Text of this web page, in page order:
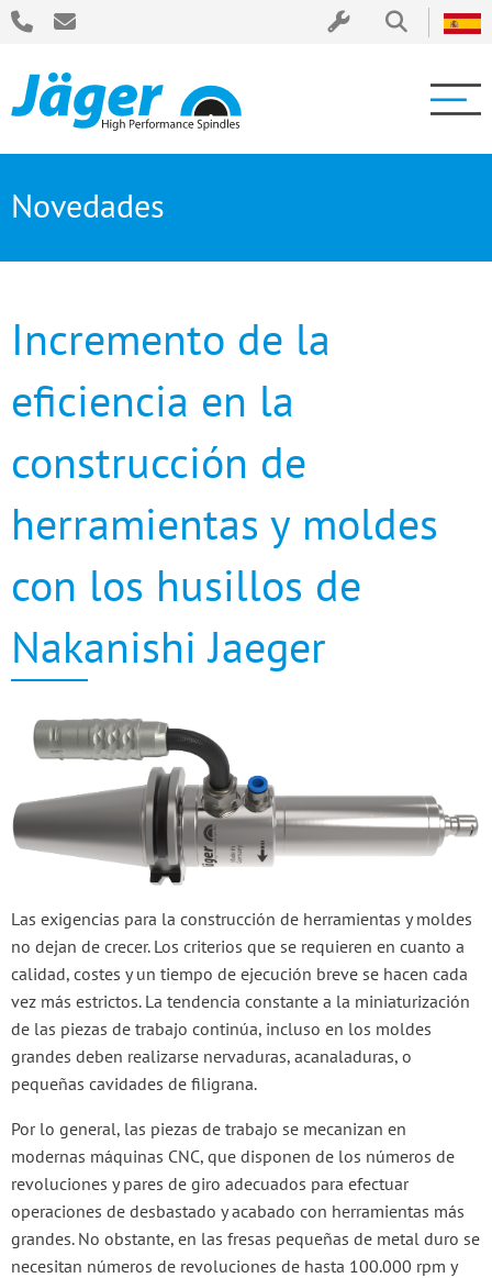
Novedades
Incremento de la
eficiencia en la
construcción de
herramientas y moldes
con los husillos de
Nakanishi Jaeger
Las exigencias para la construcción de herramientas y moldes
no dejan de crecer. Los criterios que se requieren en cuanto a
calidad, costes y un tiempo de ejecución breve se hacen cada
vez más estrictos. La tendencia constante a la miniaturización
de las piezas de trabajo continúa, incluso en los moldes
grandes deben realizarse nervaduras, acanaladuras, o
pequeñas cavidades de filigrana.
Por lo general, las piezas de trabajo se mecanizan en
modernas máquinas CNC, que disponen de los números de
revoluciones y pares de giro adecuados para efectuar
operaciones de desbastado y acabado con herramientas más
grandes. No obstante, en las fresas pequeñas de metal duro se
necesitan números de revoluciones de hasta 100.000 rpm y